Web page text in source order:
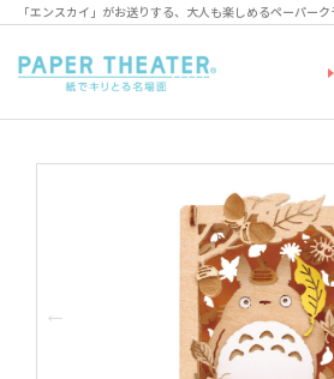
「エンスカイ」がお送りする、大人も楽しめるペーパー